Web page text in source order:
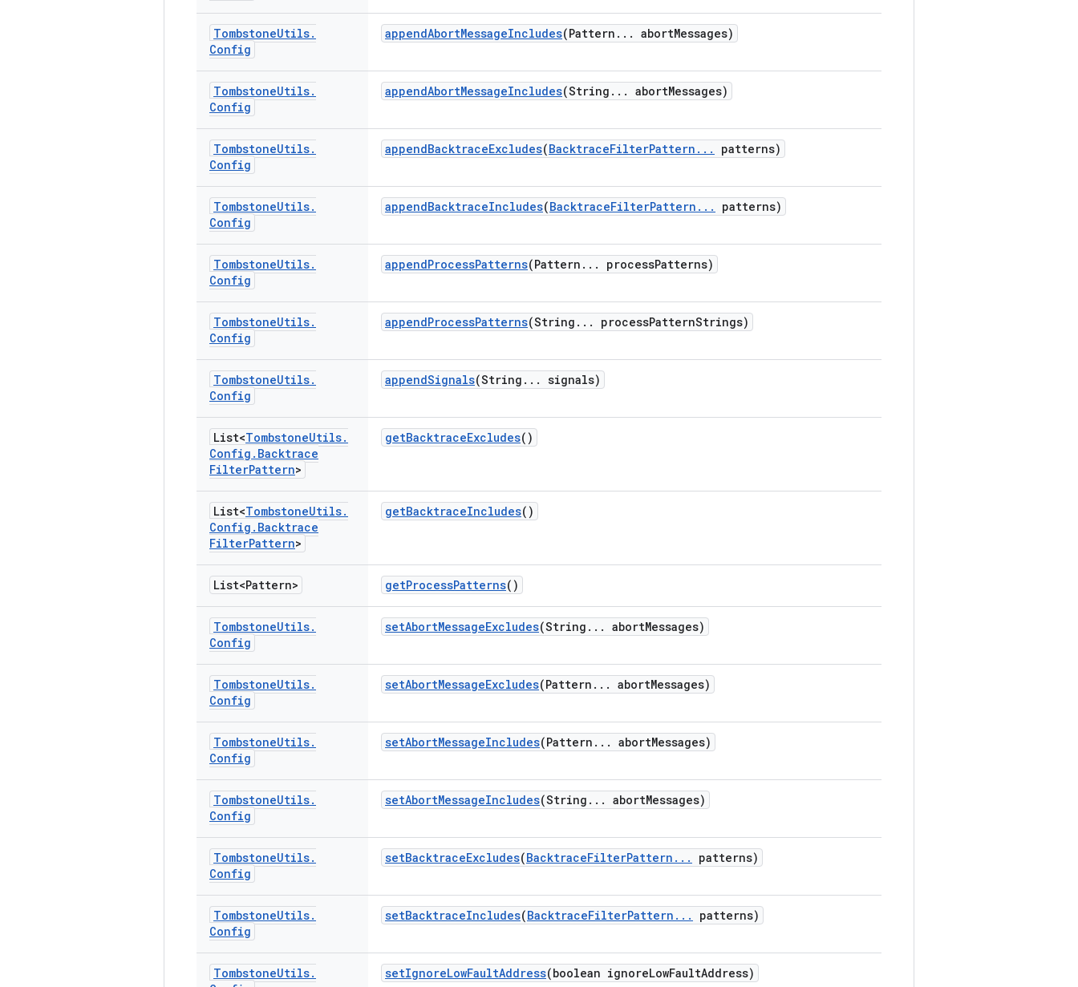
TombstoneUtils.
Config
appendAbortMessageIncludes(Pattern . . . abortMessages)
TombstoneUtils.
Config
appendAbortMessageIncludes(String . . . abortMessages)
TombstoneUtils.
Config
appendBacktraceExcludes(BacktraceFilterPattern . . . patterns)
TombstoneUtils.
Config
appendBacktraceIncludes(BacktraceFilterPattern . . . patterns)
TombstoneUtils.
Config
appendProcessPatterns(Pattern . . . processPatterns)
TombstoneUtils.
Config
appendProcessPatterns(String . . . processPatternStrings)
TombstoneUtils.
Config
appendSignals(String . . . signals)
List<TombstoneUtils.
Config . Backtrace
FilterPattern>
getBacktraceExcludes()
List<TombstoneUtils.
Config . Backtrace
FilterPattern>
getBacktraceIncludes()
List<Pattern> getProcessPatterns()
TombstoneUtils.
Config
setAbortMessageExcludes(String . . . abortMessages)
TombstoneUtils.
Config
setAbortMessageExcludes(Pattern . . . abortMessages)
TombstoneUtils.
Config
setAbortMessageIncludes(Pattern . . . abortMessages)
TombstoneUtils.
Config
setAbortMessageIncludes(String . . . abortMessages)
TombstoneUtils.
Config
setBacktraceExcludes(BacktraceFilterPattern . . . patterns)
TombstoneUtils.
Config
setBacktraceIncludes(BacktraceFilterPattern . . . patterns)
TombstoneUtils.
setIgnoreLowFaultAddress(boolean ignoreLowFaultAddress)